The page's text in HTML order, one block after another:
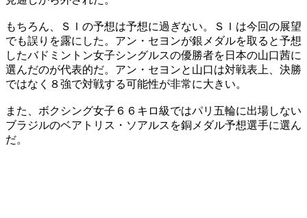
もちろん、ＳＩの予想は予想に過ぎない。ＳＩは今回の展望
でも誤りを露にした。アン・セヨンが銀メダルを取ると予想
したバドミントン女子シングルスの優勝者を日本の山口茜に
選んだのが代表的だ。アン・セヨンと山口は対戦表上、決勝
ではなく８強で対戦する可能性が非常に大きい。
また、ボクシング女子６６キロ級ではパリ五輪に出場しない
ブラジルのベアトリス・ソアルスを銅メダル予想選手に選ん
だ。